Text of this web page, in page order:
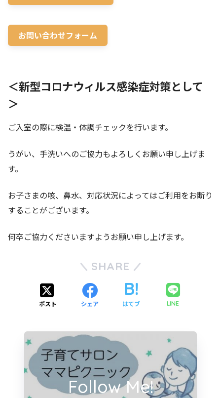
お問い合わせフォーム
＜新型コロナウィルス感染症対策として
＞
ご入室の際に検温・体調チェックを行います。
うがい、手洗いへのご協力もよろしくお願い申し上げま
す。
お子さまの咳、鼻水、対応状況によってはご利用をお断り
することがございます。
何卒ご協力くださいますようお願い申し上げます。
SHARE
ポスト シェア はてブ LINE
Follow Me!